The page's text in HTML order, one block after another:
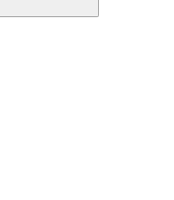
Compartilhar